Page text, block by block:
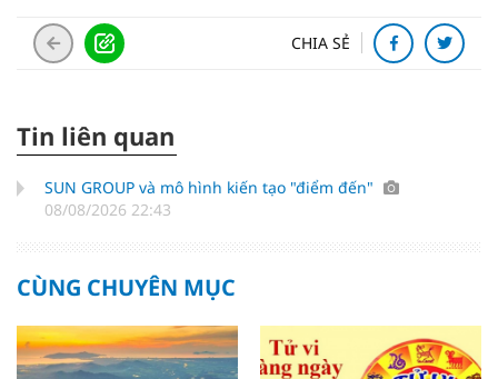
CHIA SẺ
Tin liên quan
SUN GROUP và mô hình kiến tạo "điểm đến"
08/08/2026 22:43
CÙNG CHUYÊN MỤC